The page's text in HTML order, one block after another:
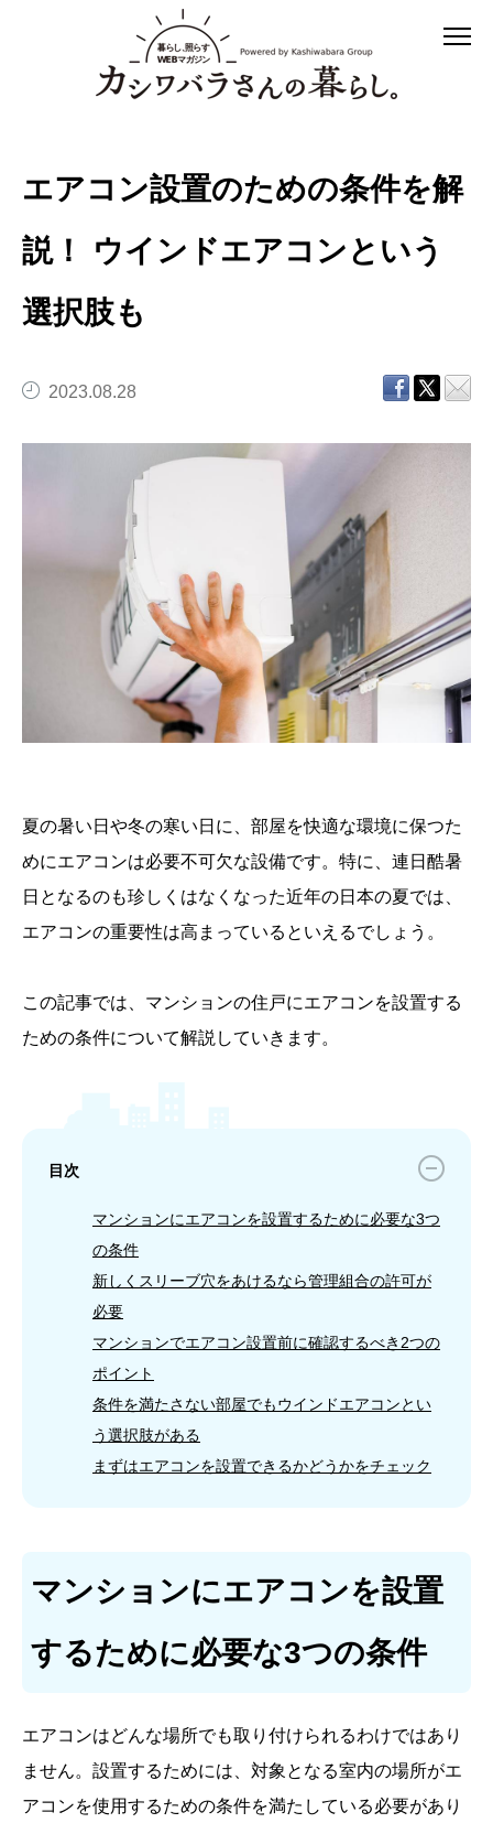
エアコン設置のための条件を解
説！ ウインドエアコンという
選択肢も
2023.08.28
夏の暑い日や冬の寒い日に、部屋を快適な環境に保つた
めにエアコンは必要不可欠な設備です。特に、連日酷暑
日となるのも珍しくはなくなった近年の日本の夏では、
エアコンの重要性は高まっているといえるでしょう。
この記事では、マンションの住戸にエアコンを設置する
ための条件について解説していきます。
目次
マンションにエアコンを設置するために必要な3つ
の条件
新しくスリーブ穴をあけるなら管理組合の許可が
必要
マンションでエアコン設置前に確認するべき2つの
ポイント
条件を満たさない部屋でもウインドエアコンとい
う選択肢がある
まずはエアコンを設置できるかどうかをチェック
マンションにエアコンを設置
するために必要な3つの条件
エアコンはどんな場所でも取り付けられるわけではあり
ません。設置するためには、対象となる室内の場所がエ
アコンを使用するための条件を満たしている必要があり